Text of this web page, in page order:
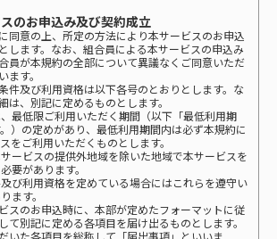
のお申込み及び契約成立
同意の上、所定の方法により本サービスのお申込
します。なお、組合員による本サービスの申込み
員が本規約の全部について異議なくご同意いただ
ます。
件及び利用資格は以下各号のとおりとします。な
は、別記に定めるものとします。
最低限ご利用いただく期間（以下「最低利用期
）の定めがあり、最低利用期間内は必ず本規約に
をご利用いただくものとします。
ービスの提供外地域を除いた地域で本サービスを
要があります。
び利用資格を定めている場合にはこれらを遵守い
ます。
スのお申込時に、本部が定めたフォーマットに従
て別記に定める各項目を届け出るものとします。
いた各項目を総称して「届出事項」といいま